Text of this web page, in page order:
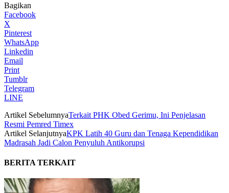
Bagikan
Facebook
X
Pinterest
WhatsApp
Linkedin
Email
Print
Tumblr
Telegram
LINE
Artikel SebelumnyaTerkait PHK Obed Gerimu, Ini Penjelasan
Resmi Pemred Timex
Artikel SelanjutnyaKPK Latih 40 Guru dan Tenaga Kependidikan
Madrasah Jadi Calon Penyuluh Antikorupsi
BERITA TERKAIT